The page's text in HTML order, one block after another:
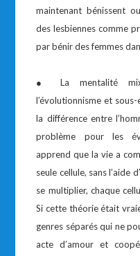
maintenant bénissent
des lesbiennes comme
par bénir des femmes
● La mentalité
l’évolutionnisme et
la différence entre
problème pour les
apprend que la vie a
seule cellule, sans l’aide
se multiplier, chaque
Si cette théorie était
genres séparés qui ne
acte d’amour et